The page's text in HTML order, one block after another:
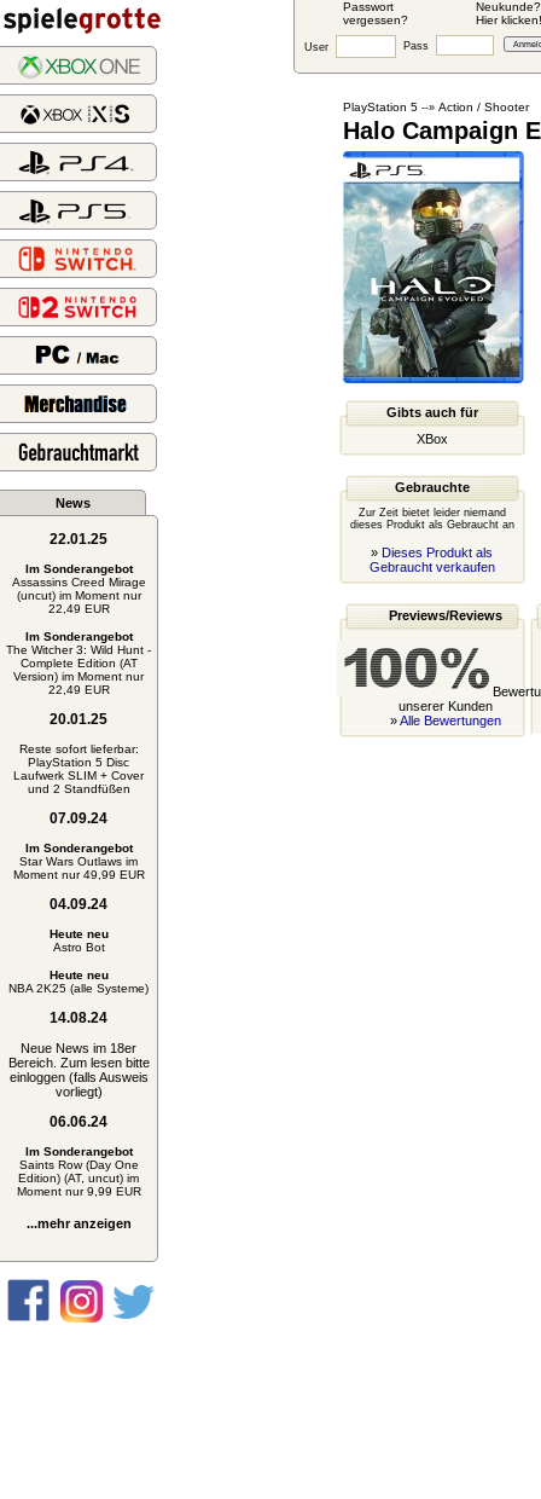
Passwort
vergessen?
Neukunde?
Hier klicken!
User Pass
News
22.01.25
Im Sonderangebot
Assassins Creed Mirage
(uncut) im Moment nur
22,49 EUR
Im Sonderangebot
The Witcher 3: Wild Hunt -
Complete Edition (AT
Version) im Moment nur
22,49 EUR
20.01.25
Reste sofort lieferbar:
PlayStation 5 Disc
Laufwerk SLIM + Cover
und 2 Standfüßen
07.09.24
Im Sonderangebot
Star Wars Outlaws im
Moment nur 49,99 EUR
04.09.24
Heute neu
Astro Bot
Heute neu
NBA 2K25 (alle Systeme)
14.08.24
Neue News im 18er
Bereich. Zum lesen bitte
einloggen (falls Ausweis
vorliegt)
06.06.24
Im Sonderangebot
Saints Row (Day One
Edition) (AT, uncut) im
Moment nur 9,99 EUR
...mehr anzeigen
PlayStation 5 --» Action / Shooter
Halo Campaign
Gibts auch für
XBox
Gebrauchte
Zur Zeit bietet leider niemand
dieses Produkt als Gebraucht an
» Dieses Produkt als
Gebraucht verkaufen
Previews/Reviews
unserer Kunden
»Alle Bewertungen